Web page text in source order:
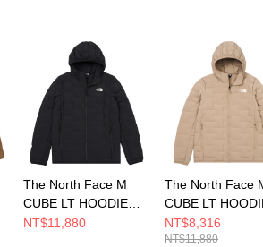
The North Face M
CUBE LT HOODIE
DOWN - AP 男 羽絨外
NT$11,880
The North Face
CUBE LT
DOWN - AP 男
套
NT$8,316
NT$11,880